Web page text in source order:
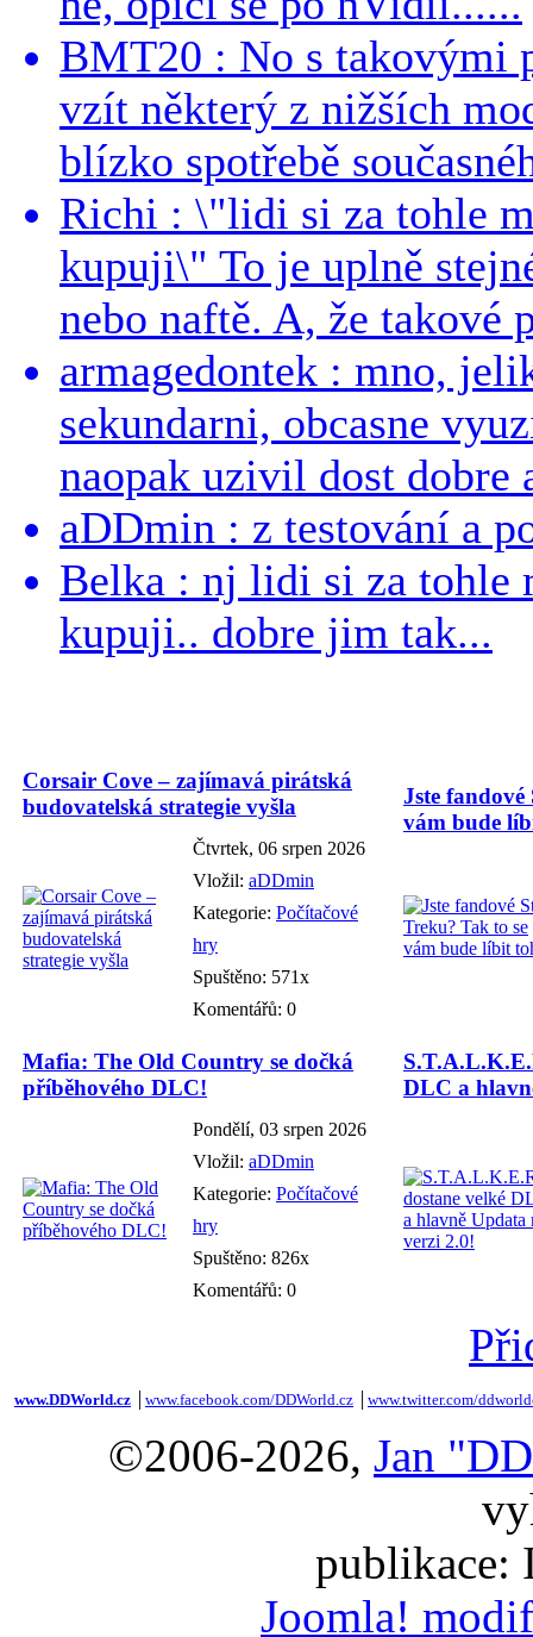
BMT20 : No s takovými
vzít některý z nižších
blízko spotřebě
Richi : \"lidi si za tohle
kupuji\" To je uplně
nebo naftě. A, že takové
armagedontek : mno,
sekundarni, obcasne
naopak uzivil dost dobre
aDDmin : z testování a
Belka : nj lidi si za tohle
kupuji.. dobre jim tak...
Corsair Cove – zajímavá pirátská
budovatelská strategie vyšla
Čtvrtek, 06 srpen 2026
Vložil: aDDmin
Kategorie: Počítačové
hry
Spuštěno: 571x
Komentářů: 0
Jste
vám bude
Mafia: The Old Country se dočká
příběhového DLC!
Pondělí, 03 srpen 2026
Vložil: aDDmin
Kategorie: Počítačové
hry
Spuštěno: 826x
Komentářů: 0
DLC a
www.DDWorld.cz www.facebook.com/DDWorld.cz www.twitter.com/
©2006-2026, Jan
publikace:
Joomla!